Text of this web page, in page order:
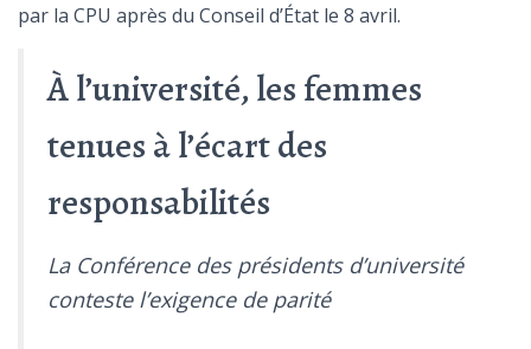
par la CPU après du Conseil d’État le 8 avril.
À l’université, les femmes
tenues à l’écart des
responsabilités
La Conférence des présidents d’université
conteste l’exigence de parité